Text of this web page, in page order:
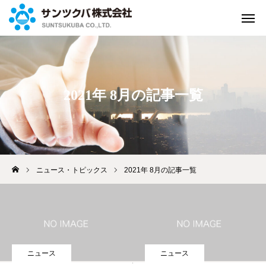
2021年 8月の記事一覧
ニュース・トピックス 2021年 8月の記事一覧
ニュース ニュース
緊急連絡
資料請求
来店してご相談 WEBで
アクセス
保険のご案内
私たちの取組み